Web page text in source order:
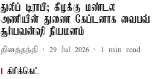
துலீப் டிராபி; கிழக்கு மண்டல
அணியின் துணை கேப்டனாக வைபவ்
சூர்யவன்ஷி நியமனம்
தினத்தந்தி 29 Jul 2026 1 min read
கிரிக்கெட்